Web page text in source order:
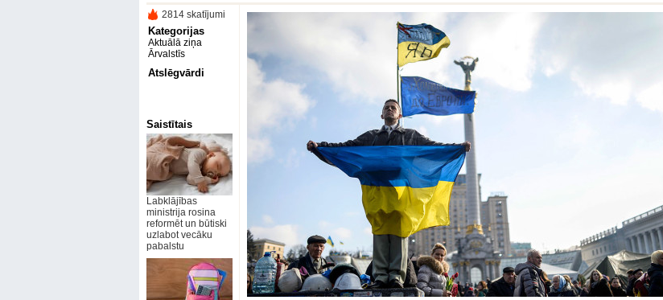
2814 skatījumi
Kategorijas
Aktuālā ziņa
Ārvalstīs
Atslēgvārdi
Saistītais
Labklājības
ministrija rosina
reformēt un būtiski
uzlabot vecāku
pabalstu